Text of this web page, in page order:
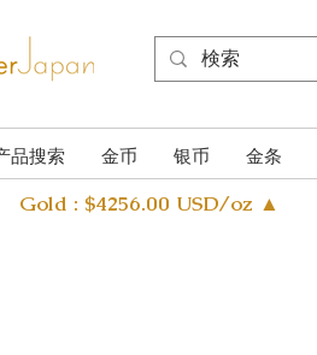
品搜索 金币 银币 金条
Gold : $4256.00 USD/oz ▲